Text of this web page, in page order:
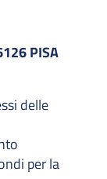
PISA
delle
per la